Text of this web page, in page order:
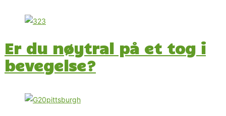
Er du nøytral på et tog i
bevegelse?